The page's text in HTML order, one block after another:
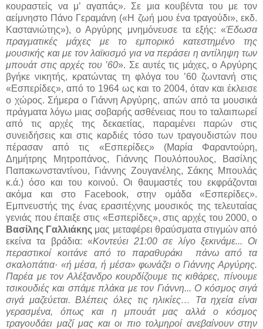
κουραστείς να μ’ αγαπάς». Σε μια κουβέντα του με τον
αείμνηστο Πάνο Γεραμάνη («Η ζωή μου ένα τραγούδι», εκδ.
Καστανιώτης»), ο Αργύρης μνημόνευσε τα εξής: «Έδωσα
πραγματικές μάχες με το εμπορικό κατεστημένο της
μουσικής και με τον λαϊκισμό για να περάσει η αντίληψη των
μπουάτ στις αρχές του ’60». Σε αυτές τις μάχες, ο Αργύρης
βγήκε νικητής, κρατώντας τη φλόγα του ’60 ζωντανή στις
«Εσπερίδες», από το 1964 ως και το 2004, όταν και έκλεισε
ο χώρος. Σήμερα ο Γιάννη Αργύρης, απών από τα μουσικά
πράγματα λόγω μιας σοβαρής ασθένειας που το ταλαιπωρεί
από τις αρχές της δεκαετίας, παραμένει παρών στις
συνειδήσεις και στις καρδιές τόσο των τραγουδιστών που
πέρασαν από τις «Εσπερίδες» (Μαρία Φαραντούρη,
Δημήτρης Μητροπάνος, Γιάννης Πουλόπουλος, Βασίλης
Παπακωνσταντίνου, Γιάννης Ζουγανέλης, Σάκης Μπουλάς
κ.ά.) όσο και του κοινού. Οι θαυμαστές του εκφράζονται
ακόμα και στο
Facebook, στην ομάδα «Εσπερίδες».
Εμπνευστής της ένας ερασιτέχνης μουσικός της τελευταίας
γενιάς που έπαιξε στις «Εσπερίδες», στις αρχές του 2000, ο
Βασίλης Γαλλιάκης μας μεταφέρει θραύσματα στιγμών από
εκείνα τα βράδια: «Κοντεύει 21:00 σε λίγο ξεκινάμε... Οι
περαστικοί κοιτάνε από το παραθυράκι
πάνω από τα
σκαλοπάτια· «ή μέσα, ή μέσα» φωνάζει ο Γιάννης Αργύρης.
Παρέα με τον Αλέξανδρο κουρδίζουμε τις κιθάρες, πίνουμε
τσικουδιές και σπάμε πλάκα με τον Γιάννη... Ο κόσμος σιγά
σιγά μαζεύεται. Βλέπεις όλες τις ηλικίες… Τα ηχεία είναι
γερασμένα, όπως και η μπουάτ μας αλλά ο κόσμος
τραγουδάει μαζί μας και οι πιο τολμηροί ανεβαίνουν στην